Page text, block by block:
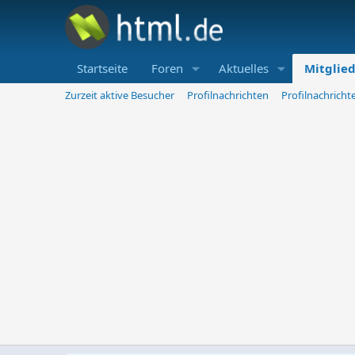
Startseite Foren Aktuelles
Zurzeit aktive Besucher Profilnachrichten